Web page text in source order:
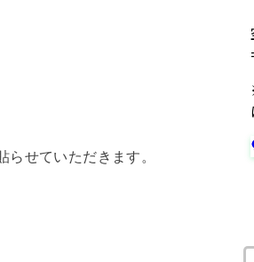
せていただきます。